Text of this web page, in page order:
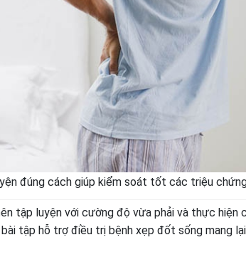
đúng cách giúp kiểm soát tốt các triệu
tập luyện với cường độ vừa phải và thực
tập hỗ trợ điều trị bệnh xẹp đốt sống mang